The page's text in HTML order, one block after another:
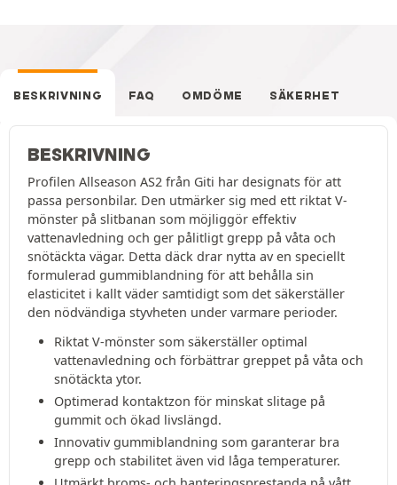
BESKRIVNING FAQ OMDÖME SÄKERHET
BESKRIVNING
Profilen Allseason AS2 från Giti har designats för att
passa personbilar. Den utmärker sig med ett riktat V-
mönster på slitbanan som möjliggör effektiv
vattenavledning och ger pålitligt grepp på våta och
snötäckta vägar. Detta däck drar nytta av en speciellt
formulerad gummiblandning för att behålla sin
elasticitet i kallt väder samtidigt som det säkerställer
den nödvändiga styvheten under varmare perioder.
Riktat V-mönster som säkerställer optimal
vattenavledning och förbättrar greppet på våta och
snötäckta ytor.
Optimerad kontaktzon för minskat slitage på
gummit och ökad livslängd.
Innovativ gummiblandning som garanterar bra
grepp och stabilitet även vid låga temperaturer.